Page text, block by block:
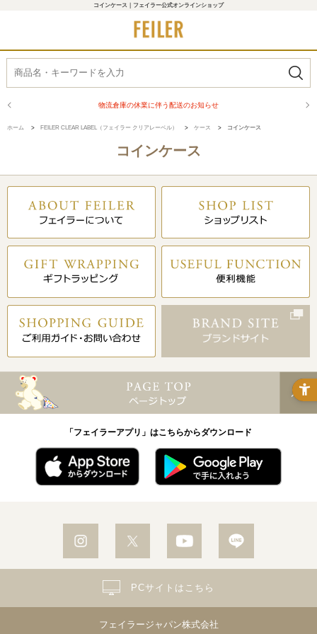
コインケース｜フェイラー公式オンラインショップ
物流倉庫の休業に伴う配送のお知らせ
ホーム > FEILER CLEAR LABEL（フェイラー クリアレーベル） > ケース > コインケース
コインケース
「フェイラーアプリ」はこちらからダウンロード
フェイラージャパン株式会社
PCサイトはこちら